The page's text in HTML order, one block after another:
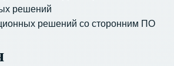
решений
решений со сторонним ПО